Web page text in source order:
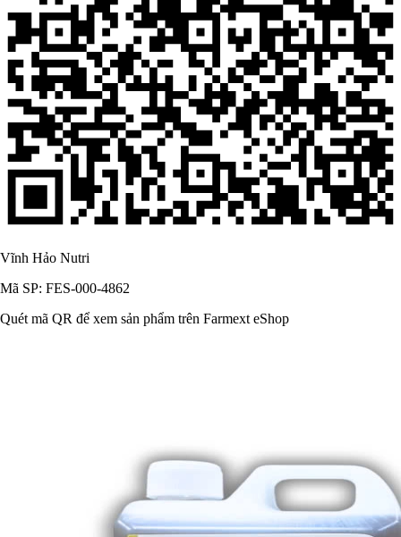
Vĩnh Hảo Nutri
Mã SP: FES-000-4862
Quét mã QR để xem sản phẩm trên Farmext eShop